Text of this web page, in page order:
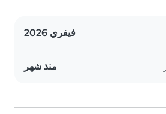
فيفري 2026
منذ شهر